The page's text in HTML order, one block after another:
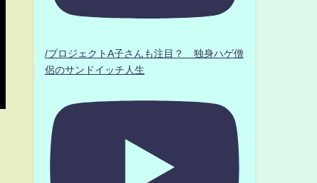
/プロジェクトA子さんも注目？ 独身ハゲ僧
侶のサンドイッチ人生